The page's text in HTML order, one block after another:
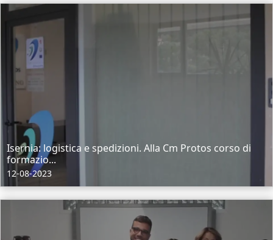
Isernia: logistica e spedizioni. Alla Cm Protos corso di
formazio...
12-08-2023